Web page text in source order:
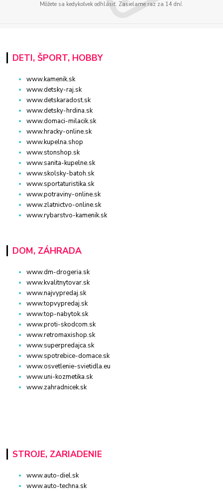
Môžete sa kedykoľvek odhlásiť. Zasielame raz za 14 dní.
DETI, ŠPORT, HOBBY
www.kamenik.sk
www.detsky-raj.sk
www.detskaradost.sk
www.detsky-hrdina.sk
www.domaci-milacik.sk
www.hracky-online.sk
www.kupelna.shop
www.stonshop.sk
www.sanita-kupelne.sk
www.skolsky-batoh.sk
www.sportaturistika.sk
www.potraviny-online.sk
www.zlatnictvo-online.sk
www.rybarstvo-kamenik.sk
DOM, ZÁHRADA
www.dm-drogeria.sk
www.kvalitnytovar.sk
www.najvypredaj.sk
www.topvypredaj.sk
www.top-nabytok.sk
www.proti-skodcom.sk
www.retromaxishop.sk
www.superpredajca.sk
www.spotrebice-domace.sk
www.osvetlenie-svietidla.eu
www.uni-kozmetika.sk
www.zahradnicek.sk
STROJE, ZARIADENIE
www.auto-diel.sk
www.auto-techna.sk